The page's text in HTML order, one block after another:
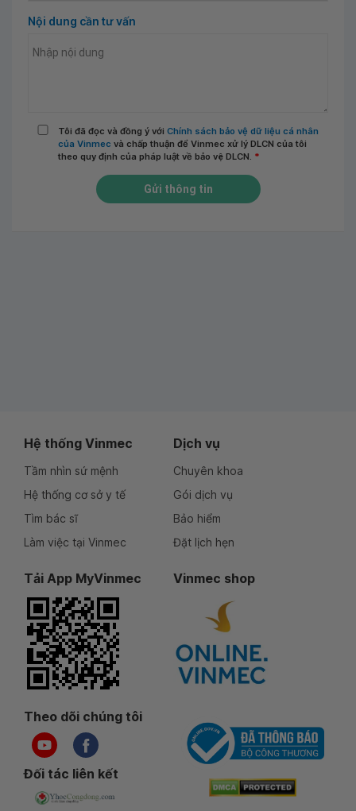
Nội dung cần tư vấn
Tôi đã đọc và đồng ý với Chính sách bảo vệ dữ liệu cá nhân
của Vinmec và chấp thuận để Vinmec xử lý DLCN của tôi
theo quy định của pháp luật về bảo vệ DLCN. *
Gửi thông tin
Hệ thống Vinmec
Tầm nhìn sứ mệnh
Hệ thống cơ sở y tế
Tìm bác sĩ
Làm việc tại Vinmec
Dịch vụ
Chuyên khoa
Gói dịch vụ
Bảo hiểm
Đặt lịch hẹn
Tải App MyVinmec Vinmec shop
Theo dõi chúng tôi
Đối tác liên kết